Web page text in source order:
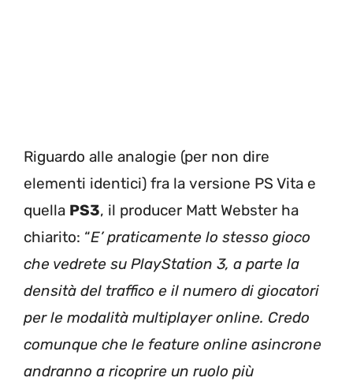
Riguardo alle analogie (per non dire
elementi identici) fra la versione PS Vita e
quella PS3, il producer Matt Webster ha
chiarito: “E’ praticamente lo stesso gioco
che vedrete su PlayStation 3, a parte la
densità del traffico e il numero di giocatori
per le modalità multiplayer online. Credo
comunque che le feature online asincrone
andranno a ricoprire un ruolo più